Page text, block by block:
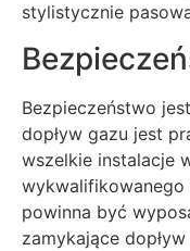
stylistycznie
Bezpieczeństwo
dopływ gazu jest
wszelkie instalacje
wykwalifikowanego
powinna być
zamykające